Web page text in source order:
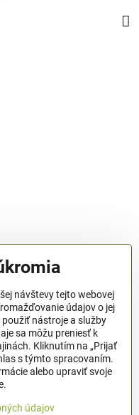
(GPSR), Regulation
návštevy tejto webovej
údajov o jej
nástroje a služby
sa môžu preniesť k
Kliknutím na „Prijať
s týmto spracovaním.
alebo upraviť svoje
údajov